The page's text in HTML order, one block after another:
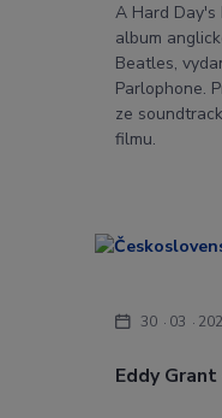
A Hard
album
Beatles,
Parlophone.
ze
filmu.
Eddy
30 03